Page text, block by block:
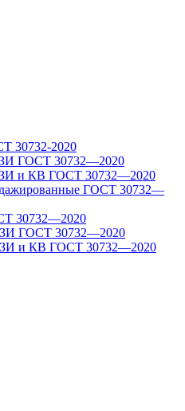
30732-2020
ГОСТ 30732—2020
и КВ ГОСТ 30732—2020
ГОСТ 30732—
30732—2020
ГОСТ 30732—2020
и КВ ГОСТ 30732—2020